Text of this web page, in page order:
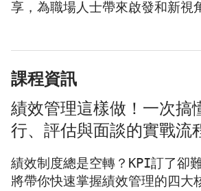
享，為職場人士帶來啟發和新視
課程資訊
績效管理這樣做！一次搞
行、評估與面談的實戰流
績效制度總是空轉？KPI訂了卻
將帶你快速掌握績效管理的四大